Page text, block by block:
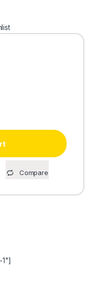
full digital quantity
Compare
1"]